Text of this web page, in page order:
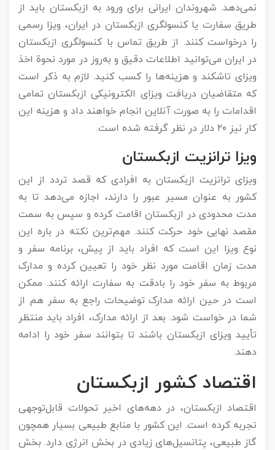
نمی‌دهد. شهروندان ایرانی برای ورود به ازبکستان باید از
طریق سفارت یا کنسولگری ازبکستان در ایران، ویزا رسمی
را درخواست کنند. از طریق تماس با کنسولگری ازبکستان
در ایران می‌توانید اطلاعات دقیق و به‌روز در مورد نحوة اخذ
ویزای تاشکند و هزینه‌ها را کسب کنید. لازم به ذکر است
که متقاضیان دریافت ویزای الکترونیکی ازبکستان تمامی
اقدامات را به صورت آنلاین انجام خواهند داد و هزینه این
کار نیز ۲۰ دلار در نظر گرفته شده است.
ویزا ترانزیت ازبکستان
ویزای ترانزیت ازبکستان به افرادی که قصد تردد از این
کشور به عنوان مسیر عبور را دارند، اجازه می‌دهد تا به
مدت محدودی در ازبکستان اقامت کرده و سپس به سمت
مقصد نهایی خود حرکت کنند. مهم‌ترین نکته در باره این
نوع ویزا این است که افراد باید از پیش، برنامه سفر و
مدت زمان اقامت مورد نظر خود را تعیین کرده و مدارک
مربوط به سفر خود را بادقت به سفارت ارائه کنند. ممکن
است در حین ارائه مدارک توضیحات راجع به سفر هم از
شما در خواست شود. بعد از ارائه مدارک، افراد باید منتظر
تأیید ویزای ازبکستان باشند تا بتوانند سفر خود را ادامه
دهند.
اقتصاد کشور ازبکستان
اقتصاد ازبکستان، در دهه‌های اخیر تحولات قابل‌توجهی
تجربه کرده است. این کشور با منابع طبیعی بسیار همچون
گاز طبیعی، پتانسیل‌های زیادی در بخش انرژی دارد. بخش